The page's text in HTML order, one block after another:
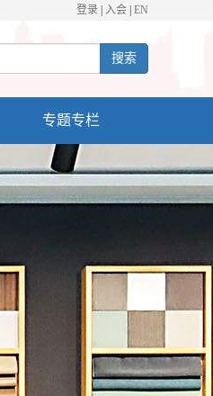
登录 入会 EN
搜索
专题专栏